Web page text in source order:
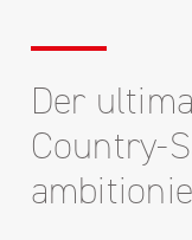
Der
Country-